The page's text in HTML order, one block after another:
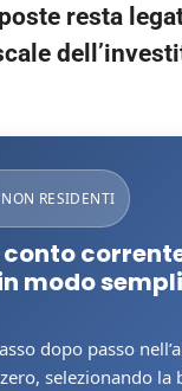
resta
RESIDENTI
modo
dopo passo
selezionando la